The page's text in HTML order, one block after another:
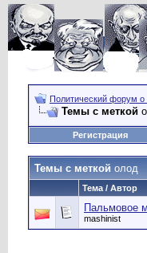
Политический форум о
Темы с меткой
Регистрация
Темы с меткой олод
Тема / Автор
Пальмовое
mashinist